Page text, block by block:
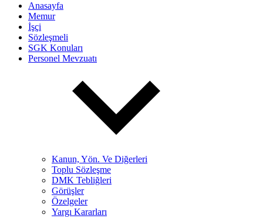
Anasayfa
Memur
İşçi
Sözleşmeli
SGK Konuları
Personel Mevzuatı
Kanun, Yön. Ve Diğerleri
Toplu Sözleşme
DMK Tebliğleri
Görüşler
Özelgeler
Yargı Kararları